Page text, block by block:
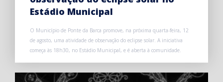
Estádio Municipal
O Município de Ponte da Barca promove, na próxima quarta-feira, 12
de agosto, uma atividade de observação do eclipse solar. A iniciativa
começa às 18h30, no Estádio Municipal, e é aberta à comunidade.